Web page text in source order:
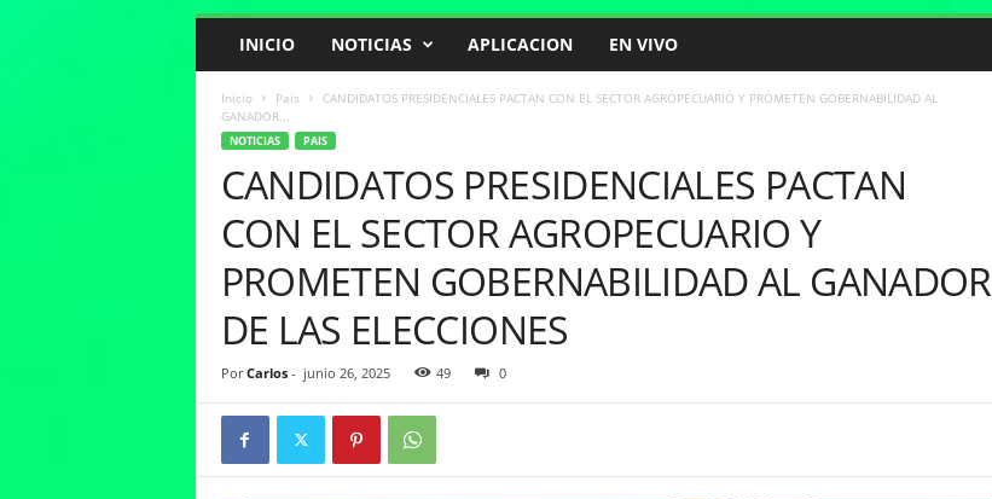
INICIO NOTICIAS APLICACION EN VIVO
Inicio Pais
CANDIDATOS PRESIDENCIALES PACTAN CON EL SECTOR AGROPECUARIO Y PROMETEN GOBERNABILIDAD AL
GANADOR...
NOTICIAS PAIS
CANDIDATOS PRESIDENCIALES PACTAN
CON EL SECTOR AGROPECUARIO Y
PROMETEN GOBERNABILIDAD AL GANADOR
DE LAS ELECCIONES
Por Carlos- junio 26, 2025 49 0